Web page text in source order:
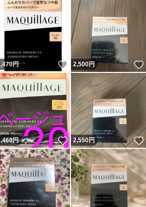
いね！
円 いいね！
2,500円
いね！
円 いいね！
2,550円